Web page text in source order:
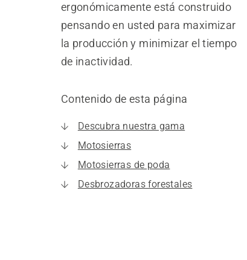
ergonómicamente está construido
pensando en usted para maximizar
la producción y minimizar el tiempo
de inactividad.
Contenido de esta página
Descubra nuestra gama
Motosierras
Motosierras de poda
Desbrozadoras forestales